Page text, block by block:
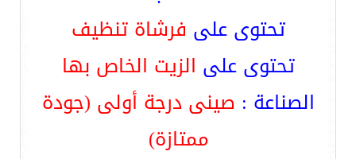
تحتوى على فرشاة تنظيف
تحتوى على الزيت الخاص بها
الصناعة : صينى درجة أولى (جودة
ممتازة)